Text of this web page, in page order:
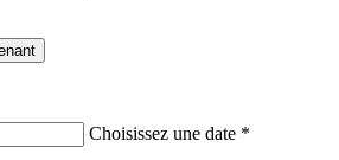
Choisissez une date *